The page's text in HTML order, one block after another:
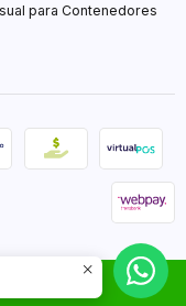
para Contenedores